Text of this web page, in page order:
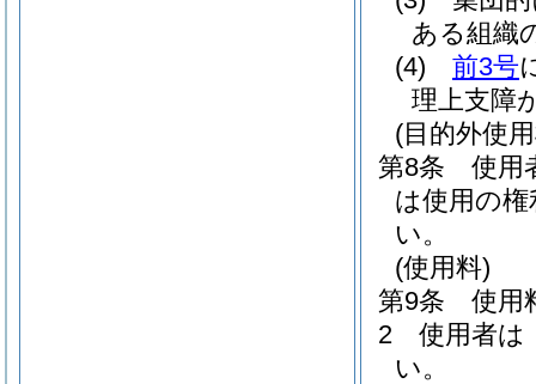
ある組織
(4)
前3号
理上支障
(目的外使
第8条
使用
は使用の
い。
(使用料)
第9条
使用
2
使用者は
い。